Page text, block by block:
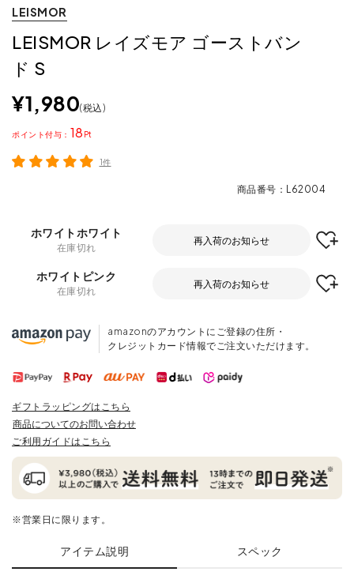
LEISMOR
LEISMOR レイズモア ゴーストバン
ド S
¥1,980 税込
18
ポイント
1件
商品番号 L62004
ホワイトホワイト
在庫切れ
再入荷のお知らせ
ホワイトピンク
在庫切れ
再入荷のお知らせ
amazonのアカウントにご登録の住所・
クレジットカード情報でご注文いただけます。
ギフトラッピングはこちら
商品についてのお問い合わせ
ご利用ガイドはこちら
※営業日に限ります。
アイテム説明 スペック